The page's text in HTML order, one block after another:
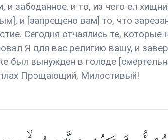
и забоданное, и то, из чего ел
и [запрещено вам] то, что
Сегодня отчаялись те, которые
Я для вас религию вашу, и
был вынужден в голоде
Прощающий, Милостивый!